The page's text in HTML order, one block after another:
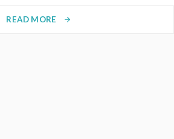
READ MORE arrow_forward